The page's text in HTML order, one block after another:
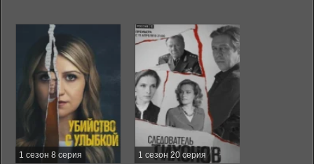
1 сезон 8 серия 1 сезон 20 серия